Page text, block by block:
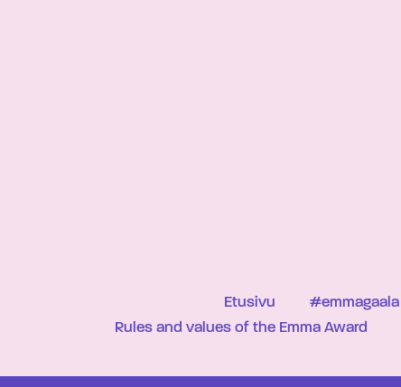
Etusivu #emmagaala
Rules and values of the Emma Award